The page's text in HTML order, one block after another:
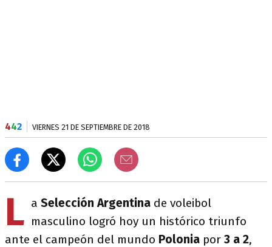
442 VIERNES 21 DE SEPTIEMBRE DE 2018
L a Selección Argentina de voleibol
masculino logró hoy un histórico triunfo
ante el campeón del mundo Polonia por 3 a 2,